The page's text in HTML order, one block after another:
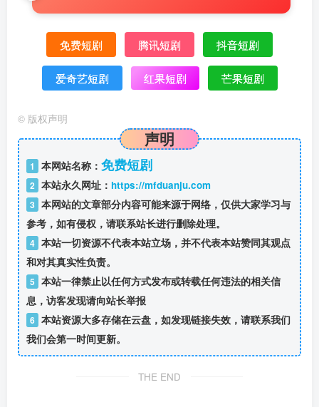
免费短剧 腾讯短剧 抖音短剧
爱奇艺短剧 红果短剧 芒果短剧
© 版权声明
声明
1 本网站名称： 免费短剧
2 本站永久网址： https://mfduanju.com
3 本网站的文章部分内容可能来源于网络，仅供大家学习与
参考，如有侵权，请联系站长进行删除处理。
4 本站一切资源不代表本站立场，并不代表本站赞同其观点
和对其真实性负责。
5 本站一律禁止以任何方式发布或转载任何违法的相关信
息，访客发现请向站长举报
6 本站资源大多存储在云盘，如发现链接失效，请联系我们
我们会第一时间更新。
THE END